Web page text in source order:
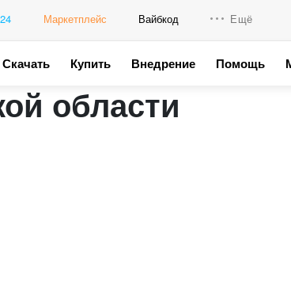
Маркетплейс Вайбкод Ещё
Скачать Купить Внедрение Помощь
области